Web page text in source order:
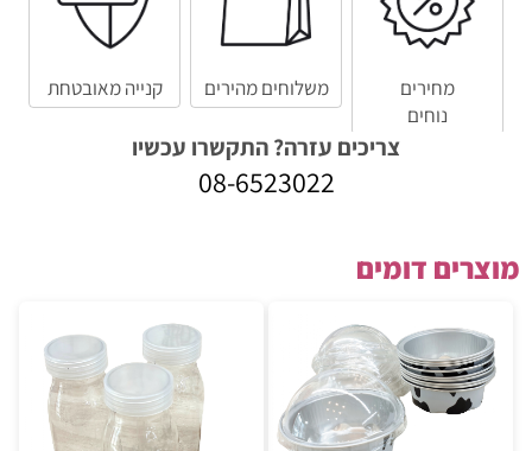
מחירים
נוחים
משלוחים מהירים קנייה מאובטחת
צריכים עזרה? התקשרו עכשיו
08-6523022
מוצרים דומים